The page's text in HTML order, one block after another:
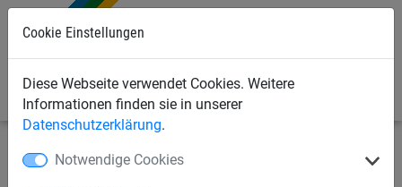
Cookie Einstellungen
Diese Webseite verwendet Cookies. Weitere
Informationen finden sie in unserer
Datenschutzerklärung.
Notwendige Cookies
Bauschutznetze Seitenschutznetze Seitenschutznetze